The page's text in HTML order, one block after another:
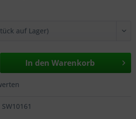
In den Warenkorb
SW10161